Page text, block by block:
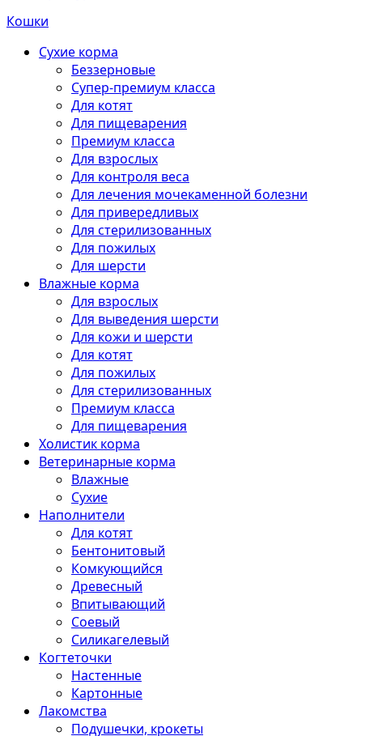
Кошки
Сухие корма
Беззерновые
Супер-премиум класса
Для котят
Для пищеварения
Премиум класса
Для взрослых
Для контроля веса
Для лечения мочекаменной болезни
Для привередливых
Для стерилизованных
Для пожилых
Для шерсти
Влажные корма
Для взрослых
Для выведения шерсти
Для кожи и шерсти
Для котят
Для пожилых
Для стерилизованных
Премиум класса
Для пищеварения
Холистик корма
Ветеринарные корма
Влажные
Сухие
Наполнители
Для котят
Бентонитовый
Комкующийся
Древесный
Впитывающий
Соевый
Силикагелевый
Когтеточки
Настенные
Картонные
Лакомства
Подушечки, крокеты